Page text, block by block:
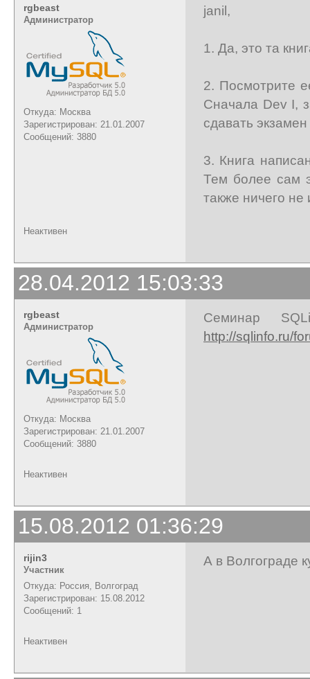
rgbeast
Администратор
Откуда: Москва
Зарегистрирован: 21.01.2007
Сообщений: 3880
janil,
1. Да, это та
2. Посмотрите
Сначала Dev I,
сдавать
3. Книга
Тем более сам
также ничего не
Неактивен
28.04.2012 15:03:33
rgbeast
Администратор
Откуда: Москва
Зарегистрирован: 21.01.2007
Сообщений: 3880
Семинар
http://sqlinfo.ru/
Неактивен
15.08.2012 01:36:29
rijin3
Участник
Откуда: Россия, Волгоград
Зарегистрирован: 15.08.2012
Сообщений: 1
А в Волгограде
Неактивен